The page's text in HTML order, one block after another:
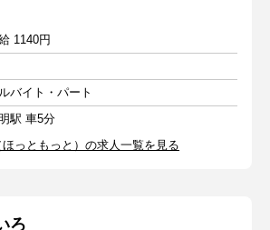
1140円
バイト・パート
駅 車5分
っともっと）の求人一覧を見る
ろ